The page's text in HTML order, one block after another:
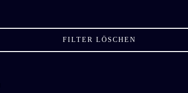
FILTER LÖSCHEN